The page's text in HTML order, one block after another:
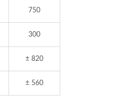
750
300
± 820
± 560